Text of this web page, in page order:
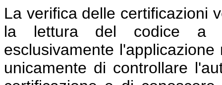
La verifica delle certificazioni
la lettura del codice a
esclusivamente
unicamente di controllare